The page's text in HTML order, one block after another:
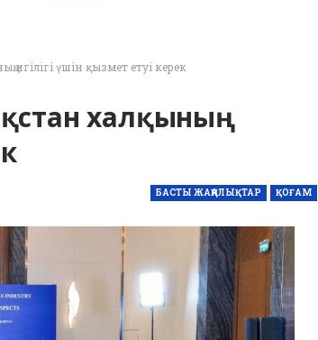
үшін қызмет етуі керек
халқының
БАСТЫ ЖАҢАЛЫҚТАР ҚОҒАМ